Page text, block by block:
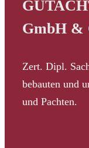
GmbH &
Zert. Dipl.
bebauten und
und Pachten.